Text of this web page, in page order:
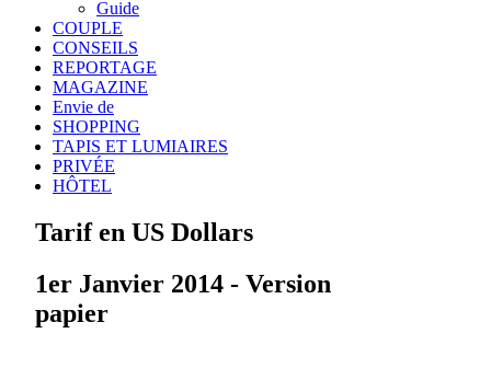
Guide
COUPLE
CONSEILS
REPORTAGE
MAGAZINE
Envie de
SHOPPING
TAPIS ET LUMIAIRES
PRIVÉE
HÔTEL
Tarif en US Dollars
1er Janvier 2014 - Version
papier